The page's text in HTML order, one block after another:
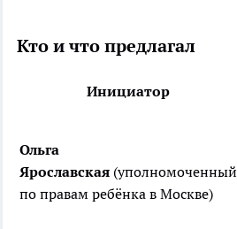
Кто и что предлагал
Инициатор
Ольга
Ярославская (уполномоченный
по правам ребёнка в Москве)